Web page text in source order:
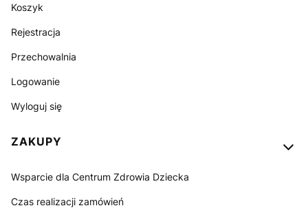
Koszyk
Rejestracja
Przechowalnia
Logowanie
Wyloguj się
ZAKUPY
Wsparcie dla Centrum Zdrowia Dziecka
Czas realizacji zamówień